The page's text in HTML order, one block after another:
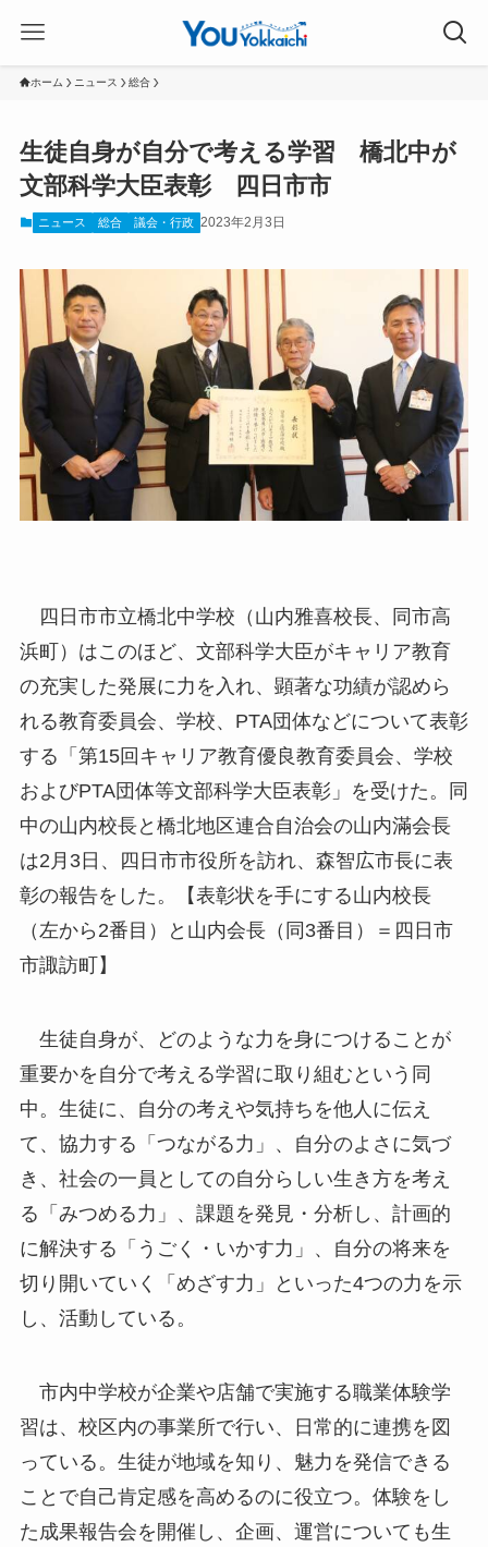
ホーム ニュース 総合
生徒自身が自分で考える学習 橋北中が
文部科学大臣表彰 四日市市
ニュース 総合 議会・行政 2023年2月3日
四日市市立橋北中学校（山内雅喜校長、同市高
浜町）はこのほど、文部科学大臣がキャリア教育
の充実した発展に力を入れ、顕著な功績が認めら
れる教育委員会、学校、PTA団体などについて表彰
する「第15回キャリア教育優良教育委員会、学校
およびPTA団体等文部科学大臣表彰」を受けた。同
中の山内校長と橋北地区連合自治会の山内滿会長
は2月3日、四日市市役所を訪れ、森智広市長に表
彰の報告をした。【表彰状を手にする山内校長
（左から2番目）と山内会長（同3番目）＝四日市
市諏訪町】
生徒自身が、どのような力を身につけることが
重要かを自分で考える学習に取り組むという同
中。生徒に、自分の考えや気持ちを他人に伝え
て、協力する「つながる力」、自分のよさに気づ
き、社会の一員としての自分らしい生き方を考え
る「みつめる力」、課題を発見・分析し、計画的
に解決する「うごく・いかす力」、自分の将来を
切り開いていく「めざす力」といった4つの力を示
し、活動している。
市内中学校が企業や店舗で実施する職業体験学
習は、校区内の事業所で行い、日常的に連携を図
っている。生徒が地域を知り、魅力を発信できる
ことで自己肯定感を高めるのに役立つ。体験をし
た成果報告会を開催し、企画、運営についても生